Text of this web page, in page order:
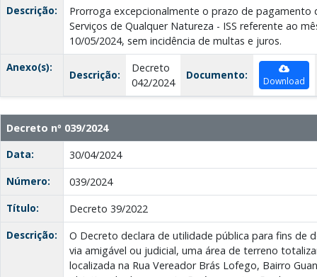
Descrição:
Prorroga excepcionalmente o prazo de pagamento
Serviços de Qualquer Natureza - ISS referente ao
10/05/2024, sem incidência de multas e juros.
Anexo(s):
Descrição:
Decreto
042/2024
Documento: Download
Decreto nº 039/2024
Data:
30/04/2024
Número:
039/2024
Título:
Decreto 39/2022
Descrição:
O Decreto declara de utilidade pública para fins de
via amigável ou judicial, uma área de terreno
localizada na Rua Vereador Brás Lofego, Bairro